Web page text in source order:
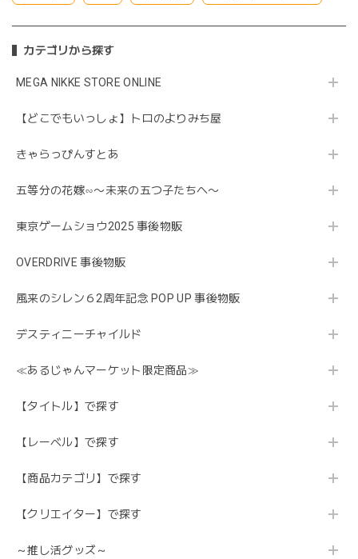
カテゴリから探す
MEGA NIKKE STORE ONLINE
【どこでもいっしょ】トロのよりみち屋
きゃらっぴんすとあ
五等分の花嫁∽〜未来の五つ子たちへ〜
東京ゲームショウ2025 事後物販
OVERDRIVE 事後物販
風来のシレン６2周年記念 POP UP 事後物販
デスティニーチャイルド
≪あるじゃんマーケット限定商品≫
【タイトル】で探す
【レーベル】で探す
【商品カテゴリ】で探す
【クリエイター】で探す
～推し活グッズ～